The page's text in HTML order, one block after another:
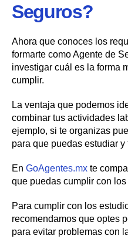
Seguros?
Ahora que conoces los
formarte como Agente de
investigar cuál es la forma
cumplir.
La ventaja que podemos
combinar tus actividades
ejemplo, si te organizas
para que puedas estudiar
En GoAgentes.mx te
que puedas cumplir con
Para cumplir con los
recomendamos que optes
para evitar problemas con